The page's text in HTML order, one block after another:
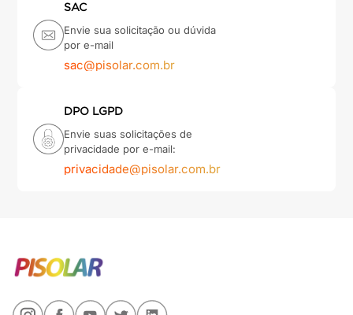
SAC
Envie sua solicitação ou dúvida
por e-mail
sac@pisolar.com.br
DPO LGPD
Envie suas solicitações de
privacidade por e-mail:
privacidade@pisolar.com.br